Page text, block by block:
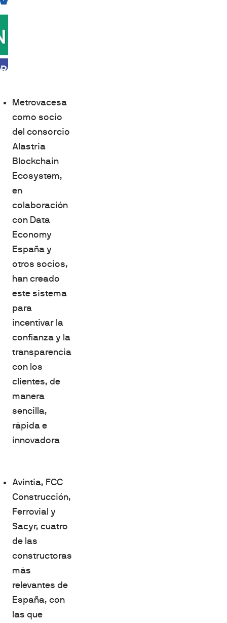
Metrovacesa
como socio
del consorcio
Alastria
Blockchain
Ecosystem,
en
colaboración
con Data
Economy
España y
otros socios,
han creado
este sistema
para
incentivar la
confianza y la
transparencia
con los
clientes, de
manera
sencilla,
rápida e
innovadora
Avintia, FCC
Construcción,
Ferrovial y
Sacyr, cuatro
de las
constructoras
más
relevantes de
España, con
las que